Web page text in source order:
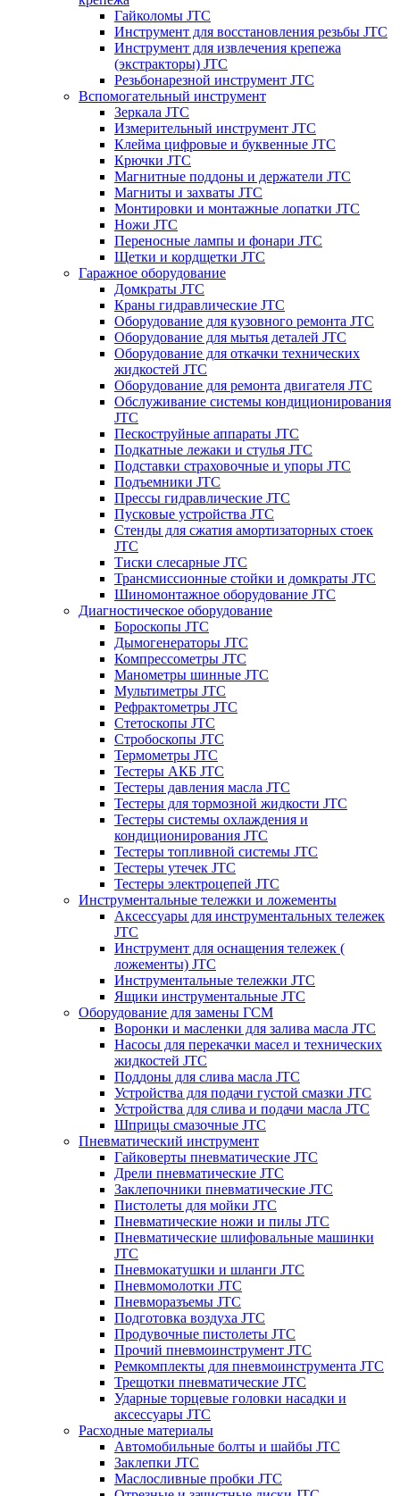
Гайколомы JTC
Инструмент для восстановления резьбы JTC
Инструмент для извлечения крепежа
(экстракторы) JTC
Резьбонарезной инструмент JTC
Вспомогательный инструмент
Зеркала JTC
Измерительный инструмент JTC
Клейма цифровые и буквенные JTC
Крючки JTC
Магнитные поддоны и держатели JTC
Магниты и захваты JTC
Монтировки и монтажные лопатки JTC
Ножи JTC
Переносные лампы и фонари JTC
Щетки и кордщетки JTC
Гаражное оборудование
Домкраты JTC
Краны гидравлические JTC
Оборудование для кузовного ремонта JTC
Оборудование для мытья деталей JTC
Оборудование для откачки технических
жидкостей JTC
Оборудование для ремонта двигателя JTC
Обслуживание системы кондиционирования
JTC
Пескоструйные аппараты JTC
Подкатные лежаки и стулья JTC
Подставки страховочные и упоры JTC
Подъемники JTC
Прессы гидравлические JTC
Пусковые устройства JTC
Стенды для сжатия амортизаторных стоек
JTC
Тиски слесарные JTC
Трансмиссионные стойки и домкраты JTC
Шиномонтажное оборудование JTC
Диагностическое оборудование
Бороскопы JTC
Дымогенераторы JTC
Компрессометры JTC
Манометры шинные JTC
Мультиметры JTC
Рефрактометры JTC
Стетоскопы JTC
Стробоскопы JTC
Термометры JTC
Тестеры АКБ JTC
Тестеры давления масла JTC
Тестеры для тормозной жидкости JTC
Тестеры системы охлаждения и
кондиционирования JTC
Тестеры топливной системы JTC
Тестеры утечек JTC
Тестеры электроцепей JTC
Инструментальные тележки и ложементы
Аксессуары для инструментальных тележек
JTC
Инструмент для оснащения тележек (
ложементы) JTC
Инструментальные тележки JTC
Ящики инструментальные JTC
Оборудование для замены ГСМ
Воронки и масленки для залива масла JTC
Насосы для перекачки масел и технических
жидкостей JTC
Поддоны для слива масла JTC
Устройства для подачи густой смазки JTC
Устройства для слива и подачи масла JTC
Шприцы смазочные JTC
Пневматический инструмент
Гайковерты пневматические JTC
Дрели пневматические JTC
Заклепочники пневматические JTC
Пистолеты для мойки JTC
Пневматические ножи и пилы JTC
Пневматические шлифовальные машинки
JTC
Пневмокатушки и шланги JTC
Пневмомолотки JTC
Пневморазъемы JTC
Подготовка воздуха JTC
Продувочные пистолеты JTC
Прочий пневмоинструмент JTC
Ремкомплекты для пневмоинструмента JTC
Трещотки пневматические JTC
Ударные торцевые головки насадки и
аксессуары JTC
Расходные материалы
Автомобильные болты и шайбы JTC
Заклепки JTC
Маслосливные пробки JTC